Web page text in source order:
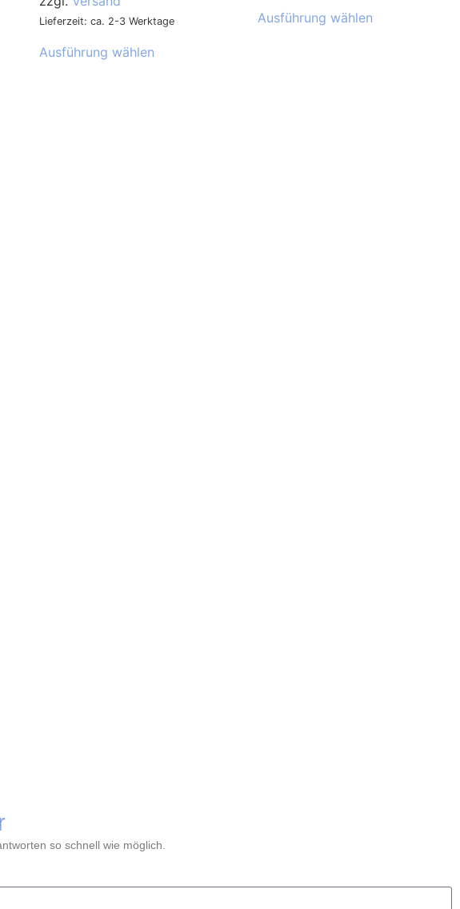
Lieferzeit: ca. 2-3 Werktage
Ausführung wählen
Ausführung wählen
so schnell wie möglich.